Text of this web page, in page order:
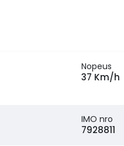
Nopeus
37 Km/h
IMO nro
7928811